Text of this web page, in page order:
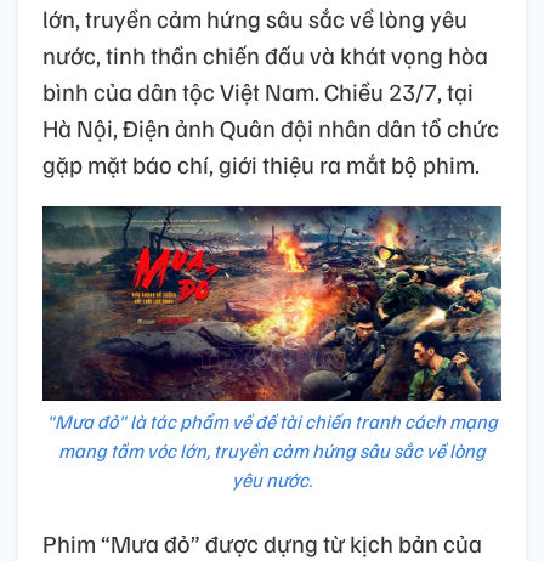
lớn, truyền cảm hứng sâu sắc về lòng yêu
nước, tinh thần chiến đấu và khát vọng hòa
bình của dân tộc Việt Nam. Chiều 23/7, tại
Hà Nội, Điện ảnh Quân đội nhân dân tổ chức
gặp mặt báo chí, giới thiệu ra mắt bộ phim.
"Mưa đỏ" là tác phẩm về đề tài chiến tranh cách mạng
mang tầm vóc lớn, truyền cảm hứng sâu sắc về lòng
yêu nước.
Phim “Mưa đỏ” được dựng từ kịch bản của